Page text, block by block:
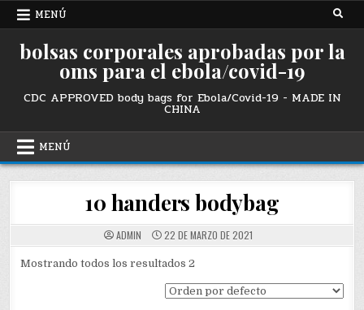
MENÚ
bolsas corporales aprobadas por la
oms para el ebola/covid-19
CDC APPROVED body bags for Ebola/Covid-19 - MADE IN
CHINA
MENÚ
10 handers bodybag
ADMIN 22 DE MARZO DE 2021
Mostrando todos los resultados 2